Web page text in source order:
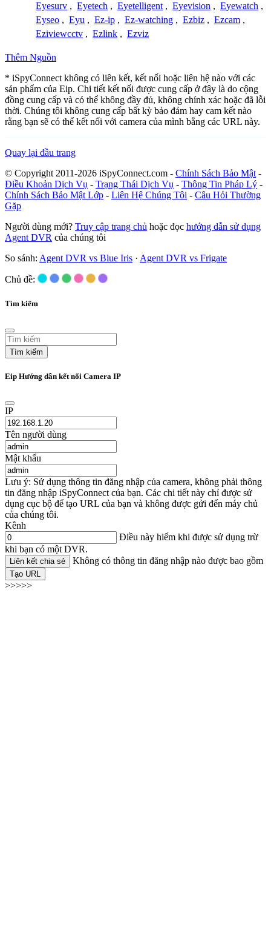
Eyesurv , Eyetech , Eyetelligent , Eyevision , Eyewatch ,
Eyseo , Eyu , Ez-ip , Ez-watching , Ezbiz , Ezcam ,
Eziviewcctv , Ezlink , Ezviz
Thêm Nguồn
* iSpyConnect không có liên kết, kết nối hoặc liên hệ nào với các
sản phẩm của Eip. Chi tiết kết nối được cung cấp ở đây là do cộng
đồng cung cấp và có thể không đầy đủ, không chính xác hoặc đã lỗi
thời. Chúng tôi không cung cấp bất kỳ bảo đảm hay cam kết nào
rằng bạn sẽ có thể kết nối với camera của mình bằng các URL này.
Quay lại đầu trang
© Copyright 2011-2026 iSpyConnect.com - Chính Sách Bảo Mật -
Điều Khoản Dịch Vụ - Trạng Thái Dịch Vụ - Thông Tin Pháp Lý -
Chính Sách Bảo Mật Lớp - Liên Hệ Chúng Tôi - Câu Hỏi Thường
Gặp
Người dùng mới? Truy cập trang chủ hoặc đọc hướng dẫn sử dụng
Agent DVR của chúng tôi
So sánh: Agent DVR vs Blue Iris · Agent DVR vs Frigate
Chủ đề:
Tìm kiếm
Tìm kiếm
Eip Hướng dẫn kết nối Camera IP
IP
Tên người dùng
Mật khẩu
Lưu ý: Sử dụng thông tin đăng nhập của camera, không phải thông
tin đăng nhập iSpyConnect của bạn. Các chi tiết này chỉ được sử
dụng cục bộ để tạo URL của bạn và không được gửi đến máy chủ
của chúng tôi.
Kênh
Điều này hiếm khi được sử dụng trừ
khi bạn có một DVR.
Liên kết chia sẻ Không có thông tin đăng nhập nào được bao gồm
Tạo URL
>>>>>